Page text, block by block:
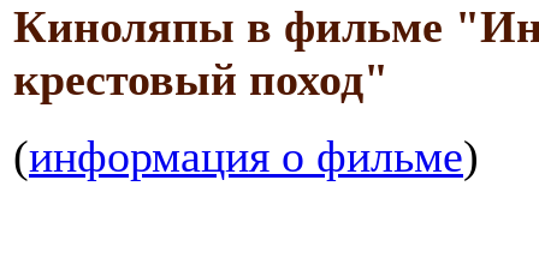
Киноляпы в фильме
крестовый поход"
(информация о фильме)